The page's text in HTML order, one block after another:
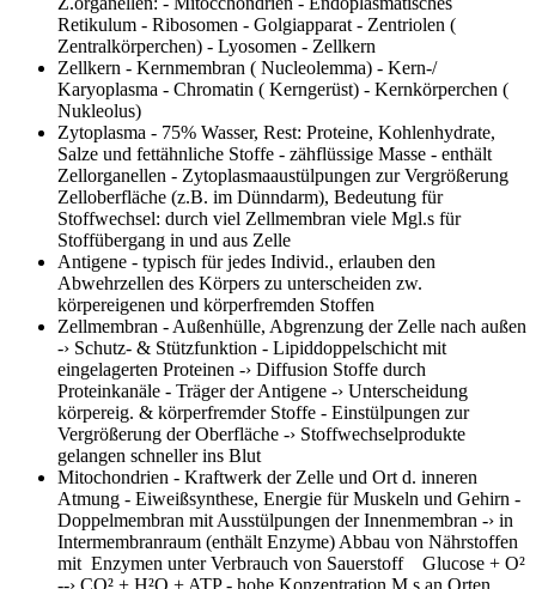
Retikulum - Ribosomen - Golgiapparat - Zentriolen (
Zentralkörperchen) - Lyosomen - Zellkern
Zellkern - Kernmembran ( Nucleolemma) - Kern-/
Karyoplasma - Chromatin ( Kerngerüst) - Kernkörperchen (
Nukleolus)
Zytoplasma - 75% Wasser, Rest: Proteine, Kohlenhydrate,
Salze und fettähnliche Stoffe - zähflüssige Masse - enthält
Zellorganellen - Zytoplasmaaustülpungen zur Vergrößerung
Zelloberfläche (z.B. im Dünndarm), Bedeutung für
Stoffwechsel: durch viel Zellmembran viele Mgl.s für
Stoffübergang in und aus Zelle
Antigene - typisch für jedes Individ., erlauben den
Abwehrzellen des Körpers zu unterscheiden zw.
körpereigenen und körperfremden Stoffen
Zellmembran - Außenhülle, Abgrenzung der Zelle nach außen
-› Schutz- & Stützfunktion - Lipiddoppelschicht mit
eingelagerten Proteinen -› Diffusion Stoffe durch
Proteinkanäle - Träger der Antigene -› Unterscheidung
körpereig. & körperfremder Stoffe - Einstülpungen zur
Vergrößerung der Oberfläche -› Stoffwechselprodukte
gelangen schneller ins Blut
Mitochondrien - Kraftwerk der Zelle und Ort d. inneren
Atmung - Eiweißsynthese, Energie für Muskeln und Gehirn -
Doppelmembran mit Ausstülpungen der Innenmembran -› in
Intermembranraum (enthält Enzyme) Abbau von Nährstoffen
mit Enzymen unter Verbrauch von Sauerstoff Glucose + O²
--› CO² + H²O + ATP - hohe Konzentration M.s an Orten